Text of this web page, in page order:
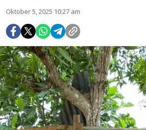
Oktober 5, 2025 10:27 am